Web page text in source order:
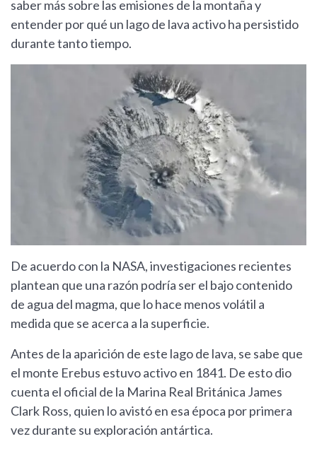
saber más sobre las emisiones de la montaña y
entender por qué un lago de lava activo ha persistido
durante tanto tiempo.
De acuerdo con la NASA, investigaciones recientes
plantean que una razón podría ser el bajo contenido
de agua del magma, que lo hace menos volátil a
medida que se acerca a la superficie.
Antes de la aparición de este lago de lava, se sabe que
el monte Erebus estuvo activo en 1841. De esto dio
cuenta el oficial de la Marina Real Británica James
Clark Ross, quien lo avistó en esa época por primera
vez durante su exploración antártica.